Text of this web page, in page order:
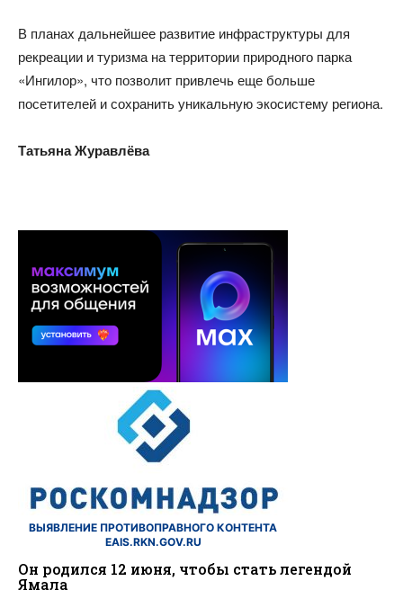
В планах дальнейшее развитие инфраструктуры для
рекреации и туризма на территории природного парка
«Ингилор», что позволит привлечь еще больше
посетителей и сохранить уникальную экосистему региона.
Татьяна Журавлёва
ВЫЯВЛЕНИЕ ПРОТИВОПРАВНОГО КОНТЕНТА
EAIS.RKN.GOV.RU
Он родился 12 июня, чтобы стать легендой
Ямала